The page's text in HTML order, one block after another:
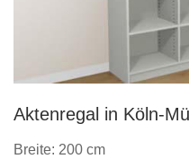
Aktenregal in Köln-
Breite: 200 cm